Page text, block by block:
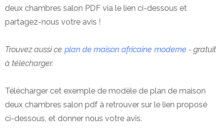
deux chambres salon PDF via le lien ci-dessous et
partagez-nous votre avis !
Trouvez aussi ce plan de maison africaine moderne - gratuit
à télécharger.
Télécharger cet exemple de modèle de plan de maison
deux chambres salon pdf à retrouver sur le lien proposé
ci-dessous, et donner nous votre avis.